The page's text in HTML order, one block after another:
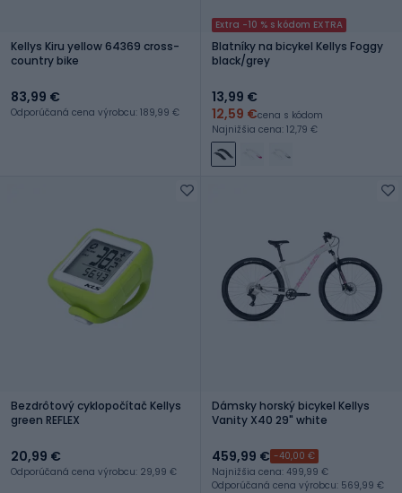
Kellys Kiru yellow 64369 cross-
country bike
83,99 €
Odporúčaná cena výrobcu: 189,99 €
Extra -10 % s kódom EXTRA
Blatníky na bicykel Kellys Foggy
black/grey
13,99 €
12,59 €cena s kódom
Najnižšia cena: 12,79 €
Bezdrôtový cyklopočítač Kellys
green REFLEX
20,99 €
Odporúčaná cena výrobcu: 29,99 €
Dámsky horský bicykel Kellys
Vanity X40 29" white
459,99 € -40,00 €
Najnižšia cena: 499,99 €
Odporúčaná cena výrobcu: 569,99 €